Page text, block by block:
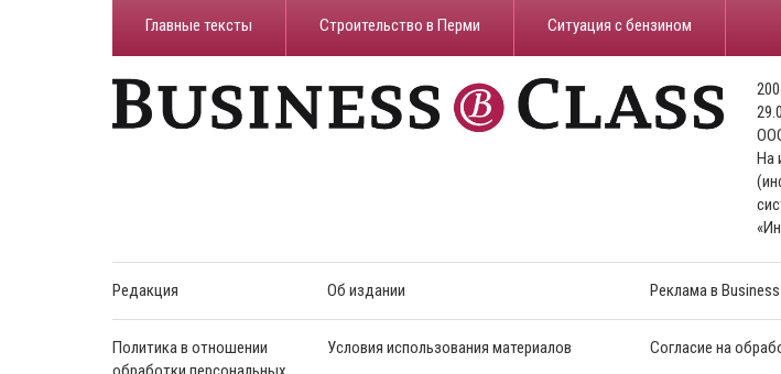
Главные тексты Строительство в Перми ​Ситуация с бензином
На
Редакция Об издании Реклама в
Политика в отношении
Условия использования материалов Согласие на